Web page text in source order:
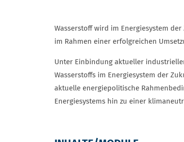
Wasserstoff wird im Energiesystem
im Rahmen einer erfolgreichen
Unter Einbindung aktueller
Wasserstoffs im Energiesystem der
aktuelle energiepolitische
Energiesystems hin zu einer